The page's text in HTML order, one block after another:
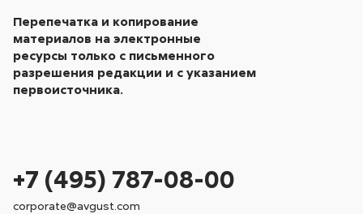
Перепечатка и копирование
материалов на электронные
ресурсы только с письменного
разрешения редакции и с указанием
первоисточника.
+7 (495) 787-08-00
corporate@avgust.com